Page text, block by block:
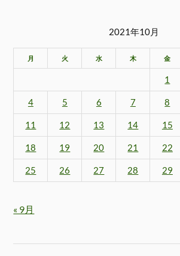
2021年10月
月 火 水 木 金
1
4 5 6 7 8
11 12 13 14 15
18 19 20 21 22
25 26 27 28 29
« 9月